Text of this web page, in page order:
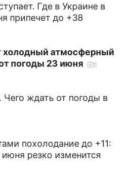
Где в Украине в
припечет до +38
холодный атмосферный
погоды 23 июня
Чего ждать от погоды в
похолодание до +11:
июня резко изменится